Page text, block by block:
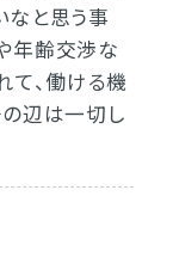
なと思う事
年齢交渉な
て、働ける機
の辺は一切し